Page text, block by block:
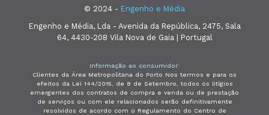
© 2024 - Engenho e Média
Engenho e Média, Lda - Avenida da República, 2475, Sala
64, 4430-208 Vila Nova de Gaia | Portugal
Informação ao consumidor:
Clientes da Área Metropolitana do Porto Nos termos e para os
efeitos da Lei 144/2015, de 8 de Setembro, todos os litígios
emergentes dos contratos de compra e venda ou de prestação
de serviços ou com ele relacionados serão definitivamente
resolvidos de acordo com o Regulamento do Centro de